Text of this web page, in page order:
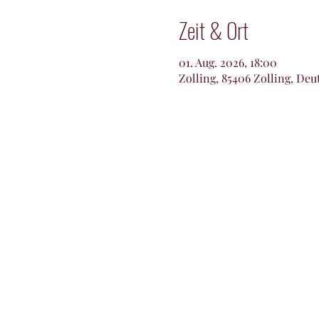
Zeit & Ort
01. Aug. 2026, 18:00
Zolling, 85406 Zolling,